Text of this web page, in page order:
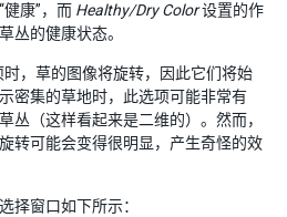
康”，而 Healthy/Dry Color设置的作
丛的健康状态。
，草的图像将旋转，因此它们将始
密集的草地时，此选项可能非常有
丛（这样看起来是二维的）。然而，
转可能会变得很明显，产生奇怪的效
择窗口如下所示：